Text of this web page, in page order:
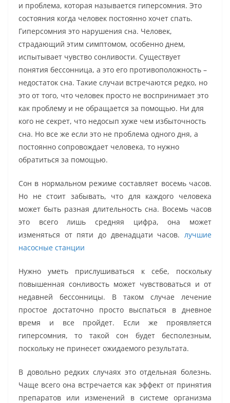
и проблема, которая называется гиперсомния. Это
состояния когда человек постоянно хочет спать.
Гиперсомния это нарушения сна. Человек,
страдающий этим симптомом, особенно днем,
испытывает чувство сонливости. Существует
понятия бессонница, а это его противоположность –
недостаток сна. Такие случаи встречаются редко, но
это от того, что человек просто не воспринимает это
как проблему и не обращается за помощью. Ни для
кого не секрет, что недосып хуже чем избыточность
сна. Но все же если это не проблема одного дня, а
постоянно сопровождает человека, то нужно
обратиться за помощью.
Сон в нормальном режиме составляет восемь часов.
Но не стоит забывать, что для каждого человека
может быть разная длительность сна. Восемь часов
это всего лишь средняя цифра, она может
изменяться от пяти до двенадцати часов. лучшие
насосные станции
Нужно уметь прислушиваться к себе, поскольку
повышенная сонливость может чувствоваться и от
недавней бессонницы. В таком случае лечение
простое достаточно просто выспаться в дневное
время и все пройдет. Если же проявляется
гиперсомния, то такой сон будет бесполезным,
поскольку не принесет ожидаемого результата.
В довольно редких случаях это отдельная болезнь.
Чаще всего она встречается как эффект от принятия
препаратов или изменений в системе организма